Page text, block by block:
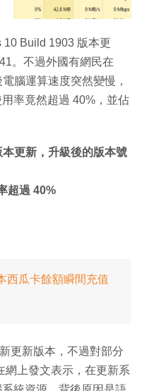
10 Build 1903 版本更
。不過外國有網民在
腦運算速度突然變慢，
率竟然超過 40%，並佔
更新，升級後的版本號
超過 40%
西瓜卡餘額瞬間充值
更新版本，不過對部分
網上發文表示，在更新系